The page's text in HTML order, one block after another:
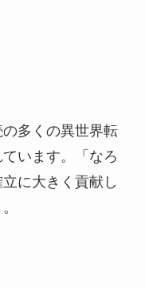
多くの異世界転
います。「なろ
に大きく貢献し